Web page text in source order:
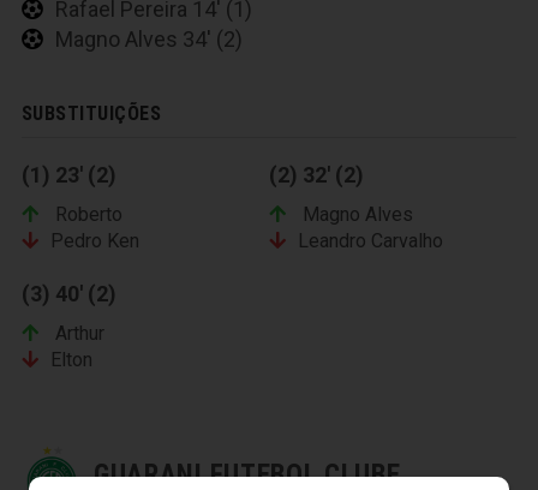
Rafael Pereira 14' (1)
Magno Alves 34' (2)
SUBSTITUIÇÕES
(1) 23' (2)
Roberto
Pedro Ken
(2) 32' (2)
Magno Alves
Leandro Carvalho
(3) 40' (2)
Arthur
Elton
GUARANI FUTEBOL CLUBE